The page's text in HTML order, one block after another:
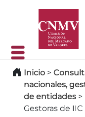
Inicio >
nacionales,
de entidades >
Gestoras de IIC